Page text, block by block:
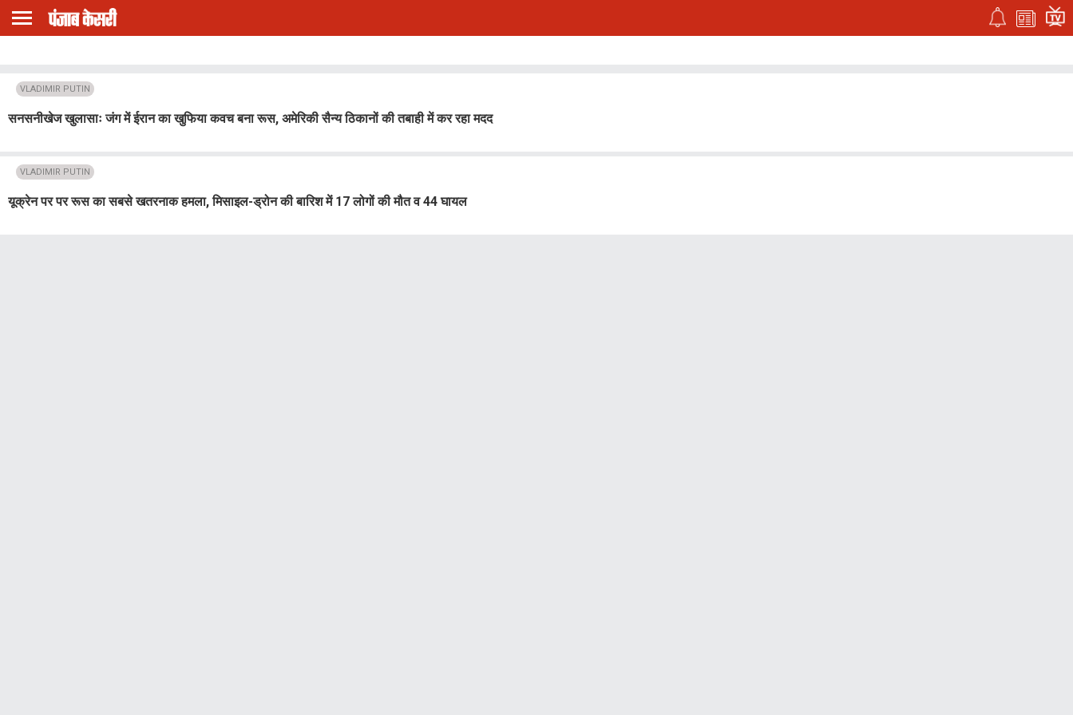
VLADIMIR PUTIN
सनसनीखेज खुलासाः जंग में ईरान का खुफिया कवच बना रूस, अमेरिकी सैन्य ठिकानों की तबाही में कर रहा मदद
VLADIMIR PUTIN
यूक्रेन पर पर रूस का सबसे खतरनाक हमला, मिसाइल-ड्रोन की बारिश में 17 लोगों की मौत व 44 घायल